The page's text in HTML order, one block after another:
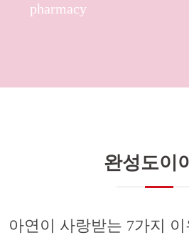
pharmacy
완성도이
아연이 사랑받는 7가지 이